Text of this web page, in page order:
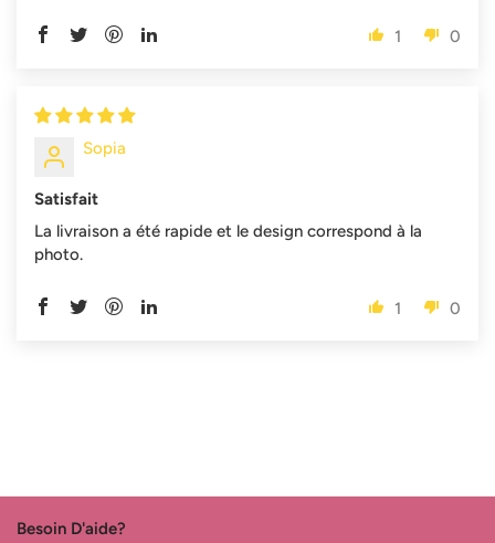
1 0
Sopia
Satisfait
La livraison a été rapide et le design correspond à la
photo.
1 0
Besoin D'aide?